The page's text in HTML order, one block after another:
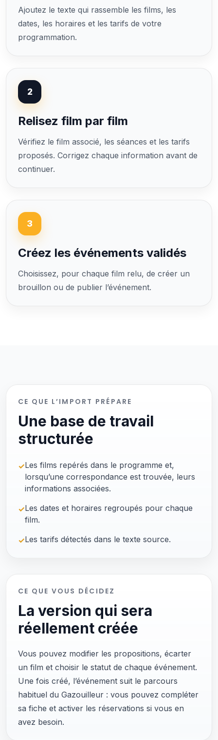
Ajoutez le texte qui rassemble les films, les
dates, les horaires et les tarifs de votre
programmation.
2
Relisez film par film
Vérifiez le film associé, les séances et les tarifs
proposés. Corrigez chaque information avant de
continuer.
3
Créez les événements validés
Choisissez, pour chaque film relu, de créer un
brouillon ou de publier l’événement.
CE QUE L’IMPORT PRÉPARE
Une base de travail
structurée
✓Les films repérés dans le programme et,
lorsqu’une correspondance est trouvée, leurs
informations associées.
✓Les dates et horaires regroupés pour chaque
film.
✓Les tarifs détectés dans le texte source.
CE QUE VOUS DÉCIDEZ
La version qui sera
réellement créée
Vous pouvez modifier les propositions, écarter
un film et choisir le statut de chaque événement.
Une fois créé, l’événement suit le parcours
habituel du Gazouilleur : vous pouvez compléter
sa fiche et activer les réservations si vous en
avez besoin.